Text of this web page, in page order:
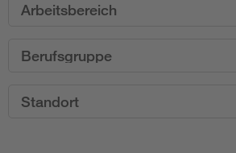
Arbeitsbereich
Berufsgruppe
Standort